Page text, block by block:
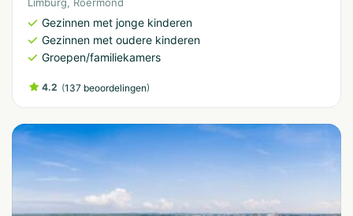
Gezinnen met jonge kinderen
Gezinnen met oudere kinderen
Groepen/familiekamers
4.2 (137 beoordelingen)